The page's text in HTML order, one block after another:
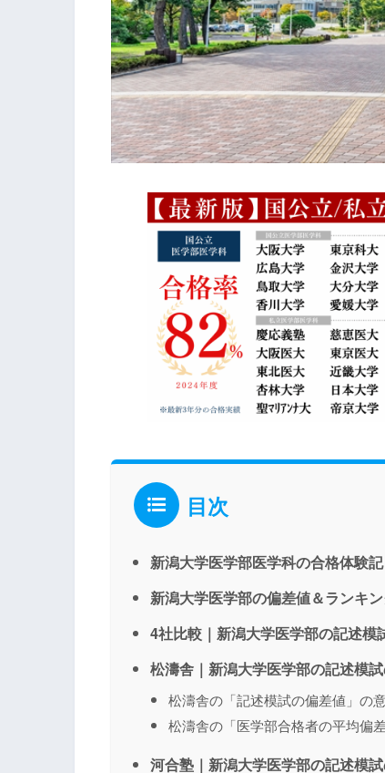
目次
新潟大学医学部医学科の合格体験記
新潟大学医学部の偏差値＆ランキ
4社比較｜新潟大学医学部の記述模
松濤舎｜新潟大学医学部の記述模
松濤舎の「記述模試の偏差値」の
松濤舎の「医学部合格者の平均偏
河合塾｜新潟大学医学部の記述模